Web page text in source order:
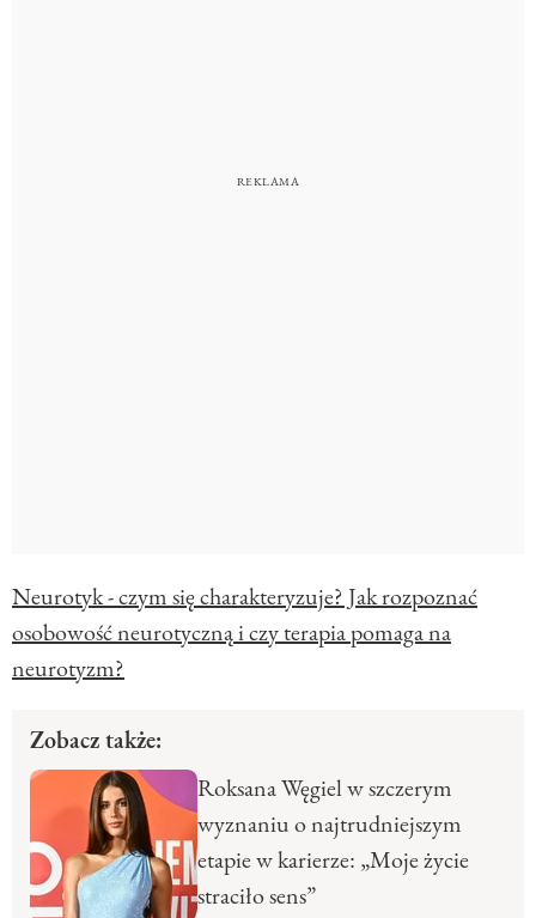
Neurotyk - czym się charakteryzuje? Jak rozpoznać
osobowość neurotyczną i czy terapia pomaga na
neurotyzm?
Zobacz także:
Roksana Węgiel w szczerym
wyznaniu o najtrudniejszym
etapie w karierze: „Moje życie
straciło sens”